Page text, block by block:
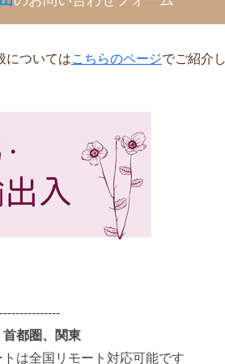
についてはこちらのページでご紹介
首都圏、関東
トは全国リモート対応可能です